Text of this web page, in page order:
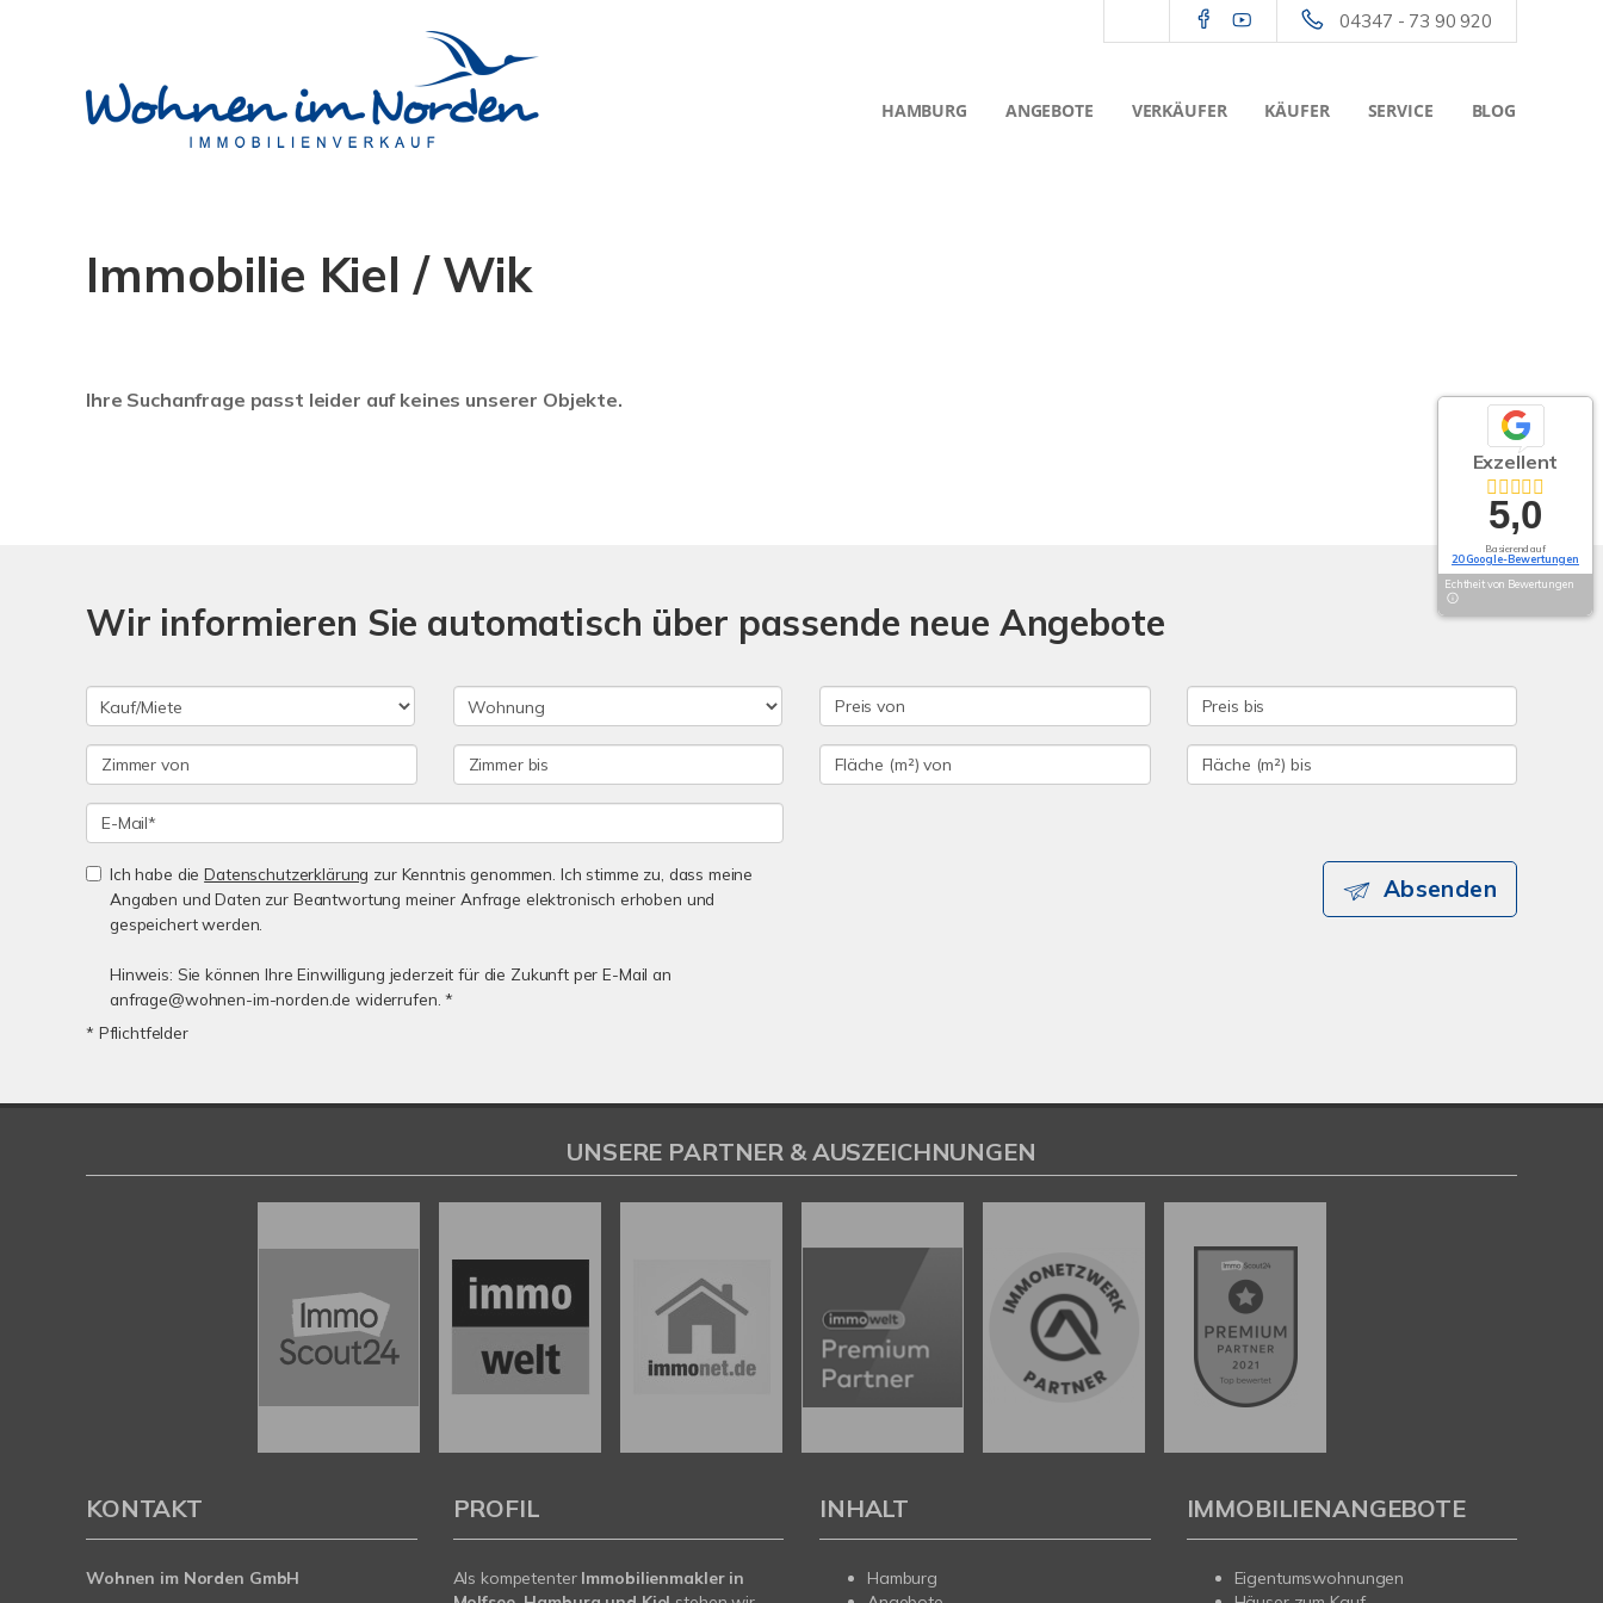
04347 - 73 90 920
HAMBURG ANGEBOTE VERKÄUFER KÄUFER SERVICE BLOG
Immobilie Kiel / Wik
Ihre Suchanfrage passt leider auf keines unserer Objekte.
Wir informieren Sie automatisch über passende neue Angebote
Ich habe dieDatenschutzerklärung zur Kenntnis genommen. Ich stimme zu, dass meine
Angaben und Daten zur Beantwortung meiner Anfrage elektronisch erhoben und
gespeichert werden.
Hinweis: Sie können Ihre Einwilligung jederzeit für die Zukunft per E-Mail an
anfrage@wohnen-im-norden.de widerrufen. *
* Pflichtfelder
Absenden
Exzellent
5,0
Basierend auf
20 Google-Bewertungen
Echtheit von Bewertungen
UNSERE PARTNER & AUSZEICHNUNGEN
KONTAKT
Wohnen im Norden GmbH
PROFIL
Als kompetenter Immobilienmakler in
INHALT
Hamburg
IMMOBILIENANGEBOTE
Eigentumswohnungen